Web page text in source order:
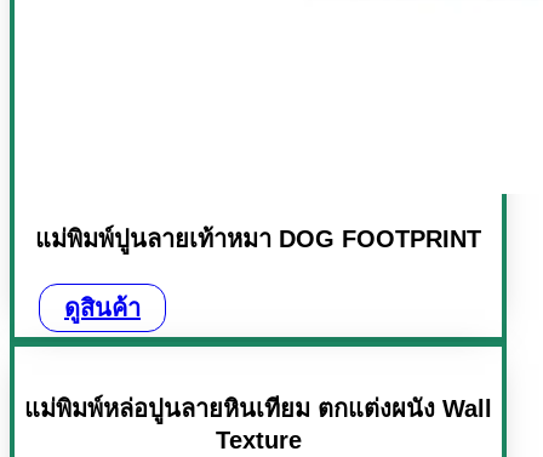
แม่พิมพ์ปูนลายเท้าหมา DOG FOOTPRINT
ดูสินค้า
แม่พิมพ์หล่อปูนลายหินเทียม ตกแต่งผนัง Wall
Texture